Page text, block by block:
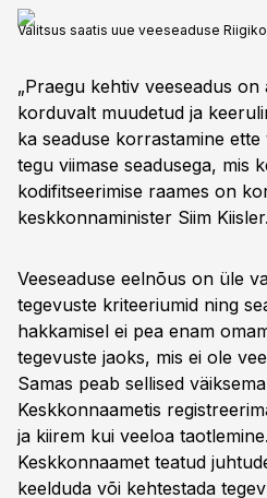
Valitsus saatis uue veeseaduse
„Praegu kehtiv veeseadus
korduvalt muudetud ja
ka seaduse korrastamine
tegu viimase seadusega, mis
kodifitseerimise raames on
keskkonnaminister Siim Kiisler.
Veeseaduse eelnõus on üle
tegevuste kriteeriumid ning
hakkamisel ei pea enam
tegevuste jaoks, mis ei ole
Samas peab sellised
Keskkonnaametis
ja kiirem kui veeloa
Keskkonnaamet teatud
keelduda või kehtestada